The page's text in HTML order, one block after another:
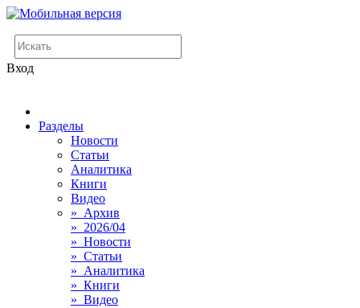
Вход
Разделы
Новости
Статьи
Аналитика
Книги
Видео
» Архив
» 2026/04
» Новости
» Статьи
» Аналитика
» Книги
» Видео